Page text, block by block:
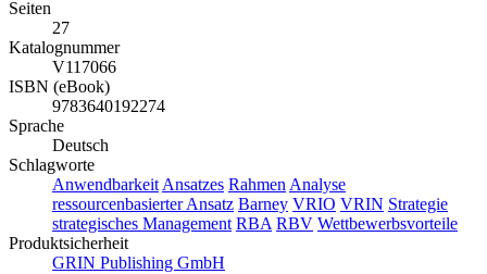
Seiten
27
Katalognummer
V117066
ISBN (eBook)
9783640192274
Sprache
Deutsch
Schlagworte
Anwendbarkeit Ansatzes Rahmen Analyse
ressourcenbasierter Ansatz Barney VRIO VRIN Strategie
strategisches Management RBA RBV Wettbewerbsvorteile
Produktsicherheit
GRIN Publishing GmbH